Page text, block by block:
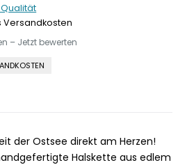
Versandkosten
– Jetzt bewerten
der Ostsee direkt am Herzen!
Halskette aus edlem